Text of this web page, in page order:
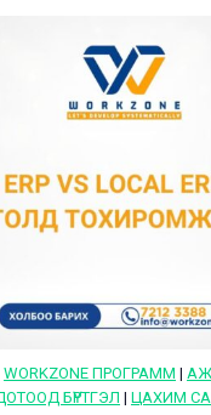
WORKZONE ПРОГРАММ |
БҮРТГЭЛ | ЦАХИМ